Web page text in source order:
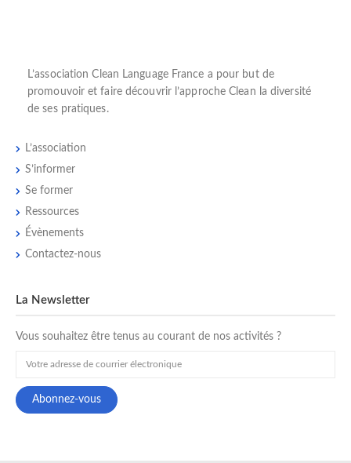
L’association Clean Language France a pour but de
promouvoir et faire découvrir l’approche Clean la diversité
de ses pratiques.
L’association
S’informer
Se former
Ressources
Évènements
Contactez-nous
La Newsletter
Vous souhaitez être tenus au courant de nos activités ?